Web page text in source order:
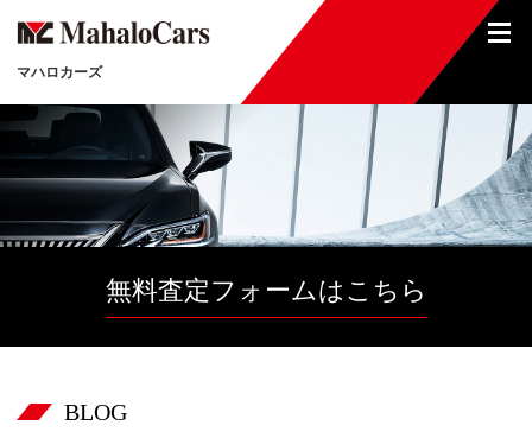
マハロカーズ
無料査定フォームはこちら
BLOG